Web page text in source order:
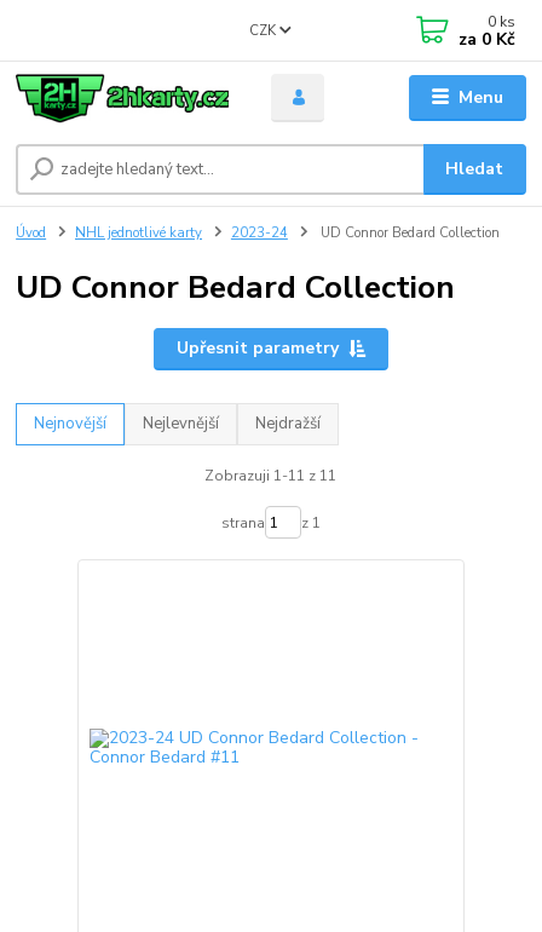
Menu
CZK
Hledat
0 ks
za 0 Kč
Úvod NHL jednotlivé karty 2023-24 UD Connor Bedard Collection
UD Connor Bedard Collection
Upřesnit parametry
Nejnovější Nejlevnější Nejdražší
Zobrazuji 1-11 z 11
strana z 1